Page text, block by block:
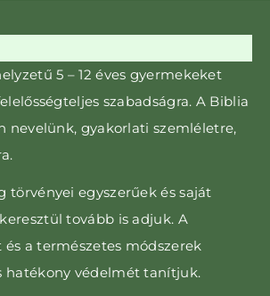
5 – 12 éves gyermekeket
szabadságra. A Biblia
nevelünk, gyakorlati szemléletre,
.
törvényei egyszerűek és saját
tovább is adjuk. A
és a természetes módszerek
hatékony védelmét tanítjuk.